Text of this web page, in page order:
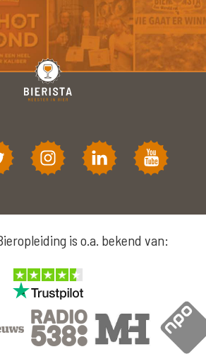
is o.a. bekend van: